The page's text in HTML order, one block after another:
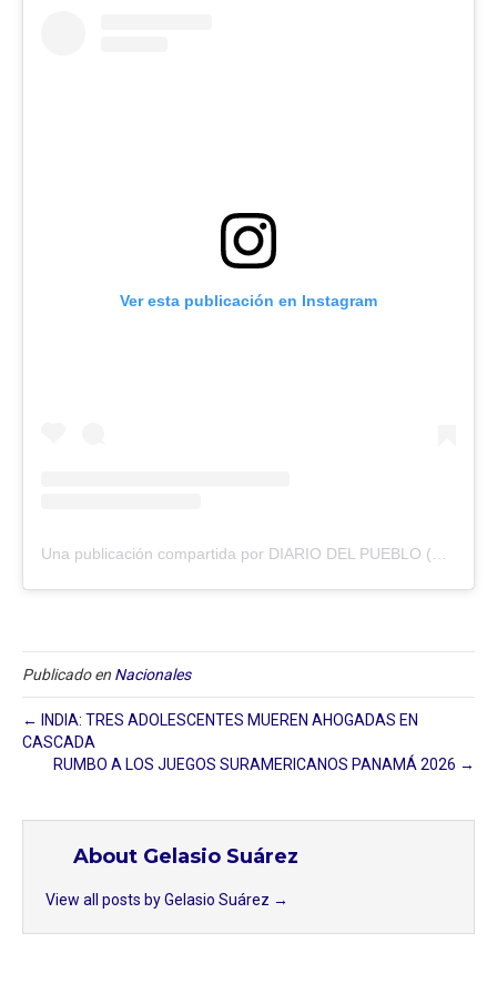
Ver esta publicación en Instagram
Una publicación compartida por DIARIO DEL PUEBLO (@diariodlpueblo)
Publicado en Nacionales
← INDIA: TRES ADOLESCENTES MUEREN AHOGADAS EN
CASCADA
RUMBO A LOS JUEGOS SURAMERICANOS PANAMÁ 2026 →
About Gelasio Suárez
View all posts by Gelasio Suárez →